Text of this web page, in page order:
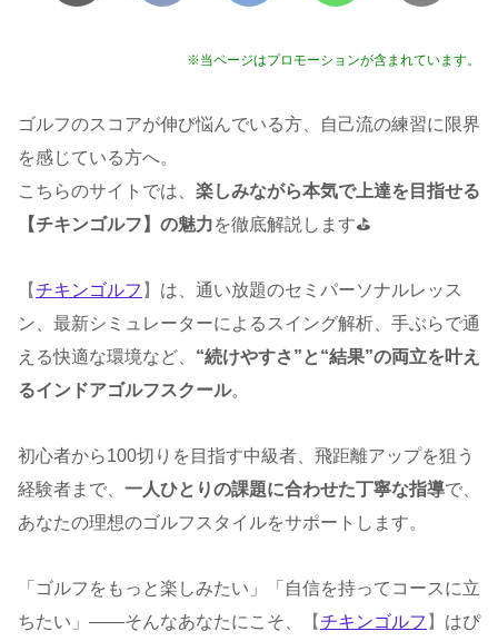
※当ページはプロモーションが含まれています。
ゴルフのスコアが伸び悩んでいる方、自己流の練習に限界
を感じている方へ。
こちらのサイトでは、 楽しみながら本気で上達を目指せる
【チキンゴルフ】の魅力を徹底解説します⛳️
【チキンゴルフ 】 は、通い放題のセミパーソナルレッス
ン、最新シミュレーターによるスイング解析、手ぶらで通
える快適な環境など、 “続けやすさ”と“結果”の両立を叶え
るインドアゴルフスクール。
初心者から100切りを目指す中級者、飛距離アップを狙う
経験者まで、 一人ひとりの課題に合わせた丁寧な指導で、
あなたの理想のゴルフスタイルをサポートします。
「ゴルフをもっと楽しみたい」「自信を持ってコースに立
ちたい」——そんなあなたにこそ、
【チキンゴルフ 】 はぴ